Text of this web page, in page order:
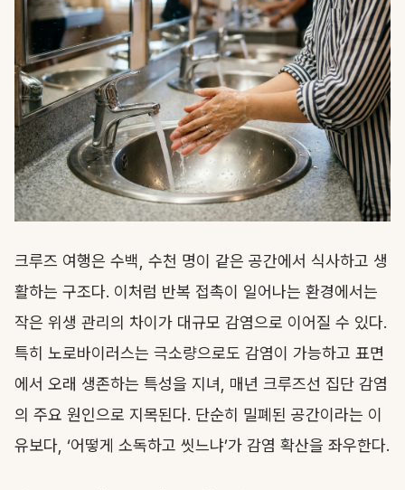
크루즈 여행은 수백, 수천 명이 같은 공간에서 식사하고 생
활하는 구조다. 이처럼 반복 접촉이 일어나는 환경에서는
작은 위생 관리의 차이가 대규모 감염으로 이어질 수 있다.
특히 노로바이러스는 극소량으로도 감염이 가능하고 표면
에서 오래 생존하는 특성을 지녀, 매년 크루즈선 집단 감염
의 주요 원인으로 지목된다. 단순히 밀폐된 공간이라는 이
유보다, ‘어떻게 소독하고 씻느냐’가 감염 확산을 좌우한다.